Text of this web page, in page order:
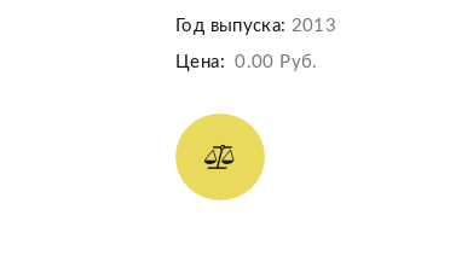
Год выпуска: 2013
Цена: 0.00 Руб.